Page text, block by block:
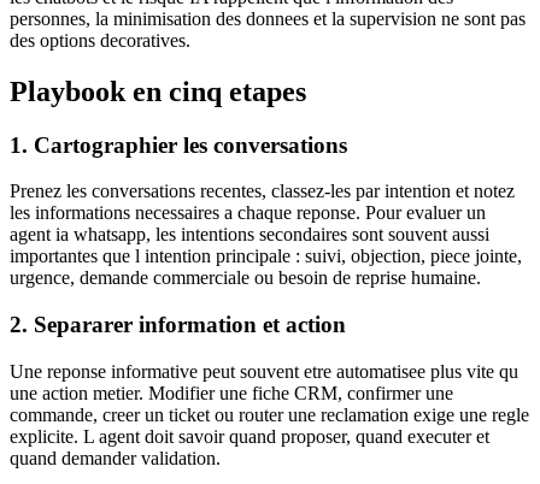
personnes, la minimisation des donnees et la supervision ne sont pas
des options decoratives.
Playbook en cinq etapes
1. Cartographier les conversations
Prenez les conversations recentes, classez-les par intention et notez
les informations necessaires a chaque reponse. Pour evaluer un
agent ia whatsapp, les intentions secondaires sont souvent aussi
importantes que l intention principale : suivi, objection, piece jointe,
urgence, demande commerciale ou besoin de reprise humaine.
2. Separarer information et action
Une reponse informative peut souvent etre automatisee plus vite qu
une action metier. Modifier une fiche CRM, confirmer une
commande, creer un ticket ou router une reclamation exige une regle
explicite. L agent doit savoir quand proposer, quand executer et
quand demander validation.